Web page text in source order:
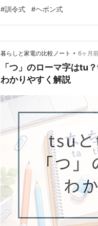
類が混在し、 学校では原則で
ボン式のほうが使われていま…
#訓令式 #ヘボン式
暮らしと家電の比較ノート • 6ヶ月
「つ」のローマ字はtu
わかりやすく解説